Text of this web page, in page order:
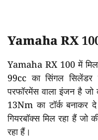
Yamaha RX
Yamaha RX 100 में
99cc का सिंगल सिलेंडर
परफॉरमेंस वाला इंजन है
13Nm का टॉर्क
गियरबॉक्स मिल रहा हैं जो
रहा हैं।